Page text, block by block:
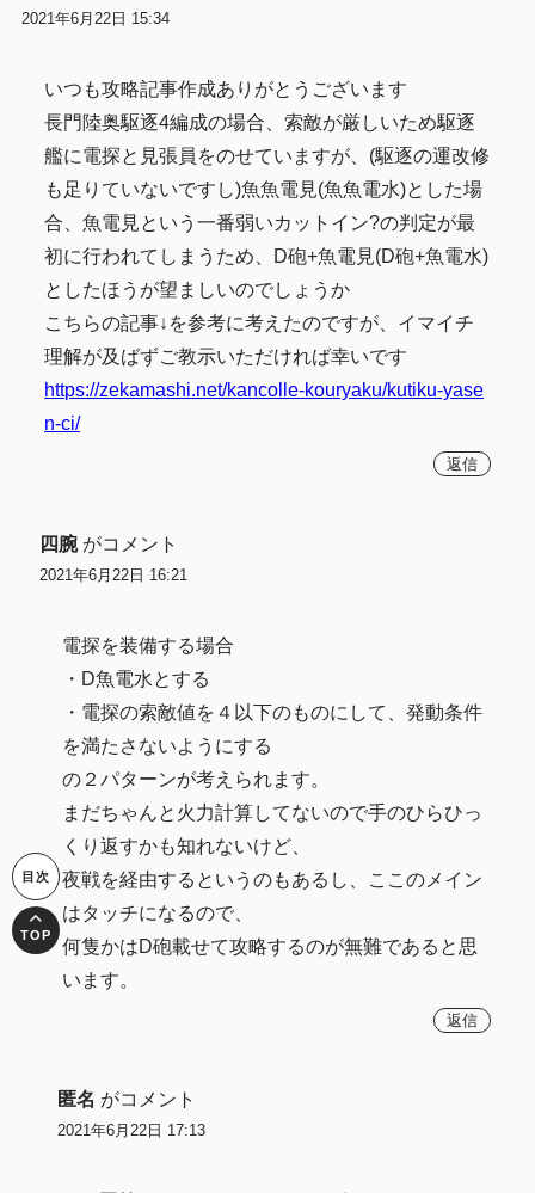
2021年6月22日 15:34
いつも攻略記事作成ありがとうございます
長門陸奥駆逐4編成の場合、索敵が厳しいため駆逐
艦に電探と見張員をのせていますが、(駆逐の運改修
も足りていないですし)魚魚電見(魚魚電水)とした場
合、魚電見という一番弱いカットイン?の判定が最
初に行われてしまうため、D砲+魚電見(D砲+魚電水)
としたほうが望ましいのでしょうか
こちらの記事↓を参考に考えたのですが、イマイチ
理解が及ばずご教示いただければ幸いです
https://zekamashi.net/kancolle-kouryaku/kutiku-yase
n-ci/
返信
四腕 がコメント
2021年6月22日 16:21
電探を装備する場合
・D魚電水とする
・電探の索敵値を４以下のものにして、発動条件
を満たさないようにする
の２パターンが考えられます。
まだちゃんと火力計算してないので手のひらひっ
くり返すかも知れないけど、
夜戦を経由するというのもあるし、ここのメイン
はタッチになるので、
何隻かはD砲載せて攻略するのが無難であると思
います。
返信
匿名 がコメント
2021年6月22日 17:13